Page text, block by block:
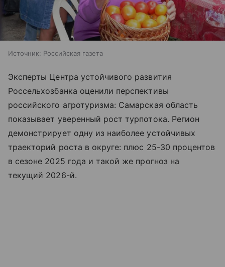
Источник: Российская газета
Эксперты Центра устойчивого развития
Россельхозбанка оценили перспективы
российского агротуризма: Самарская область
показывает уверенный рост турпотока. Регион
демонстрирует одну из наиболее устойчивых
траекторий роста в округе: плюс 25-30 процентов
в сезоне 2025 года и такой же прогноз на
текущий 2026-й.